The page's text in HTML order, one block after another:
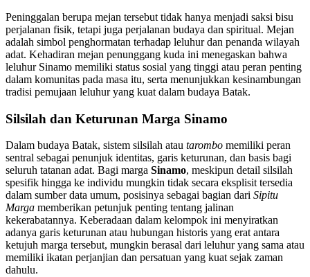
Peninggalan berupa mejan tersebut tidak hanya menjadi saksi bisu
perjalanan fisik, tetapi juga perjalanan budaya dan spiritual. Mejan
adalah simbol penghormatan terhadap leluhur dan penanda wilayah
adat. Kehadiran mejan penunggang kuda ini menegaskan bahwa
leluhur Sinamo memiliki status sosial yang tinggi atau peran penting
dalam komunitas pada masa itu, serta menunjukkan kesinambungan
tradisi pemujaan leluhur yang kuat dalam budaya Batak.
Silsilah dan Keturunan Marga Sinamo
Dalam budaya Batak, sistem silsilah atau tarombo memiliki peran
sentral sebagai penunjuk identitas, garis keturunan, dan basis bagi
seluruh tatanan adat. Bagi marga Sinamo, meskipun detail silsilah
spesifik hingga ke individu mungkin tidak secara eksplisit tersedia
dalam sumber data umum, posisinya sebagai bagian dari Sipitu
Marga memberikan petunjuk penting tentang jalinan
kekerabatannya. Keberadaan dalam kelompok ini menyiratkan
adanya garis keturunan atau hubungan historis yang erat antara
ketujuh marga tersebut, mungkin berasal dari leluhur yang sama atau
memiliki ikatan perjanjian dan persatuan yang kuat sejak zaman
dahulu.